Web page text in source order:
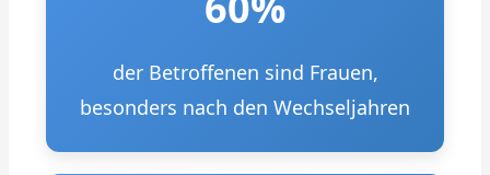
der Betroffenen sind Frauen,
besonders nach den Wechseljahren